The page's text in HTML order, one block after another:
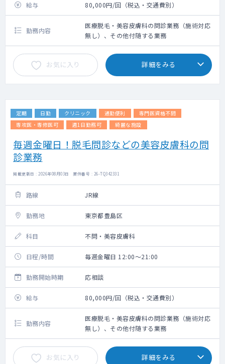
給与 80,000円/回（税込・交通費別）
勤務内容
医療脱毛・美容皮膚科の問診業務（施術対応
無し）、その他付随する業務
お気に入り 詳細をみる
定期 日勤 クリニック 通勤便利
専門医資格不問
専攻医・専修医可
週1日勤務可 綺麗な施設
毎週金曜日！脱毛問診などの美容皮膚科の問
診業務
掲載更新日 : 2026年08月03日 案件番号 : 26-TQ342331
路線 JR線
勤務地 東京都豊島区
科目 不問・美容皮膚科
日程/時間 毎週金曜日 12:00～21:00
勤務開始時期 応相談
給与 80,000円/回（税込・交通費別）
勤務内容
医療脱毛・美容皮膚科の問診業務（施術対応
無し）、その他付随する業務
お気に入り 詳細をみる